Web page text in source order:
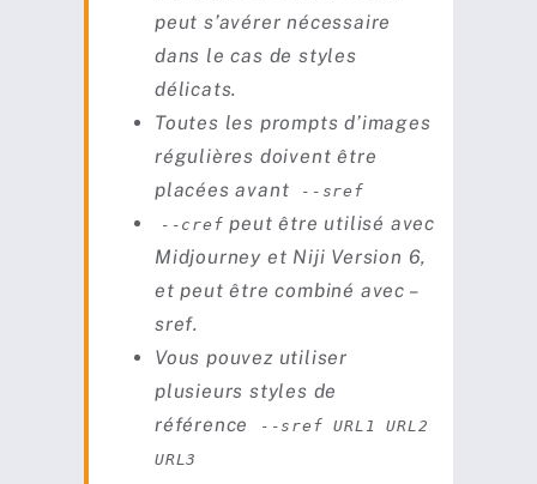
peut s’avérer nécessaire
dans le cas de styles
délicats.
Toutes les prompts d’images
régulières doivent être
placées avant
--sref
--cref peut être utilisé avec
Midjourney et Niji Version 6,
et peut être combiné avec –
sref.
Vous pouvez utiliser
plusieurs styles de
référence
--sref URL1 URL2
URL3